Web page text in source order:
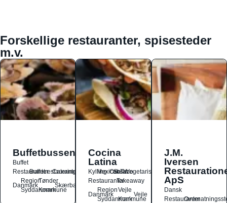
Forskellige restauranter, spisesteder
m.v.
Buffetbussen
Buffet
Restauranter
Buffetrestauranter
Catering
Danmark
Region
Syddanmark
Tønder
Kommune
Skærbæk
Cocina
Latina
Kylling
Mexicansk
OstSalat
TacoVegetarisk
RestauranterTakeaway
Danmark
Region
Syddanmark
Vejle
Kommune
Vejle
J.M.
Iversen
ApS
Dansk
Restauranter